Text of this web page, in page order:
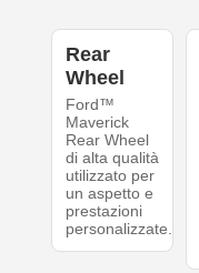
Rear
Wheel
Ford™
Maverick
Rear Wheel
di alta qualità
utilizzato per
un aspetto e
prestazioni
personalizzate.